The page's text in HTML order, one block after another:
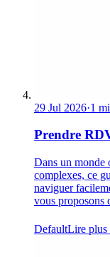
29 Jul 2026·1
Prendre
Dans un monde
complexes, ce
naviguer
vous proposons
DefaultLire plus